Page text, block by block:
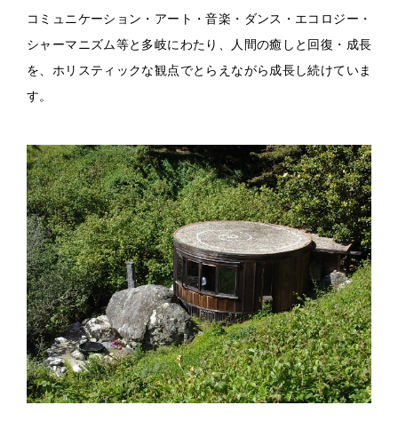
コミュニケーション・アート・音楽・ダンス・エコロジー・
シャーマニズム等と多岐にわたり、人間の癒しと回復・成長
を、ホリスティックな観点でとらえながら成長し続けていま
す。